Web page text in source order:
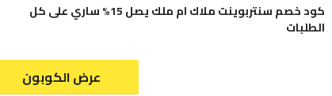
كود خصم سنتربوينت ملاك ام ملك يصل 15% ساري على كل
الطلبات
عرض الكوبون